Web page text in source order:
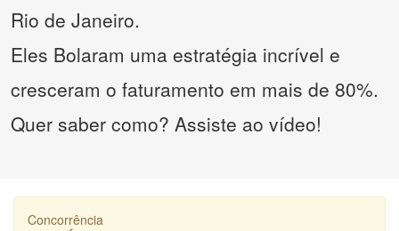
Rio de Janeiro.
Eles Bolaram uma estratégia incrível e
cresceram o faturamento em mais de 80%.
Quer saber como? Assiste ao vídeo!
Concorrência